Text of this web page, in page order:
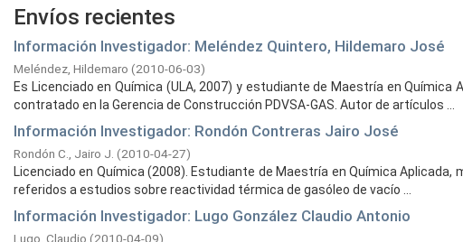
Envíos recientes
Información Investigador: Meléndez Quintero, Hildemaro José
Meléndez, Hildemaro (2010-06-03)
Es Licenciado en Química (ULA, 2007) y estudiante de Maestría en
contratado en la Gerencia de Construcción PDVSA-GAS. Autor de artículos ...
Información Investigador: Rondón Contreras Jairo José
Rondón C., Jairo J. (2010-04-27)
Licenciado en Química (2008). Estudiante de Maestría en Química
referidos a estudios sobre reactividad térmica de gasóleo de vacío ...
Información Investigador: Lugo González Claudio Antonio
Lugo, Claudio (2010-04-09)